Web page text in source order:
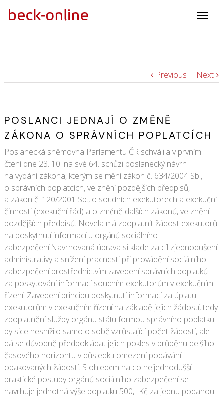
Previous Next
POSLANCI JEDNAJÍ O ZMĚNĚ
ZÁKONA O SPRÁVNÍCH POPLATCÍCH
Poslanecká sněmovna Parlamentu ČR schválila v prvním
čtení dne 23. 10. na své 64. schůzi poslanecký návrh
na vydání zákona, kterým se mění zákon č. 634/2004 Sb.,
o správních poplatcích, ve znění pozdějších předpisů,
a zákon č. 120/2001 Sb., o soudních exekutorech a exekuční
činnosti (exekuční řád) a o změně dalších zákonů, ve znění
pozdějších předpisů. Novela má zpoplatnit žádost exekutorů
na poskytnutí informací u orgánů sociálního
zabezpečení.Navrhovaná úprava si klade za cíl zjednodušení
administrativy a snížení pracnosti při provádění sociálního
zabezpečení prostřednictvím zavedení správních poplatků
za poskytování informací soudním exekutorům v exekučním
řízení. Zavedení principu poskytnutí informací za úplatu
exekutorům v exekučním řízení na základě jejich žádostí, tedy
zpoplatnění služby orgánu státu formou správního poplatku
by sice nesnížilo samo o sobě vzrůstající počet žádostí, ale
dá se důvodně předpokládat jejich pokles v průběhu delšího
časového horizontu v důsledku omezení podávání
opakovaných žádostí. S ohledem na co nejjednodušší
praktické postupy orgánů sociálního zabezpečení se
navrhuje jednotná výše poplatku 500,- Kč za jednu podanou